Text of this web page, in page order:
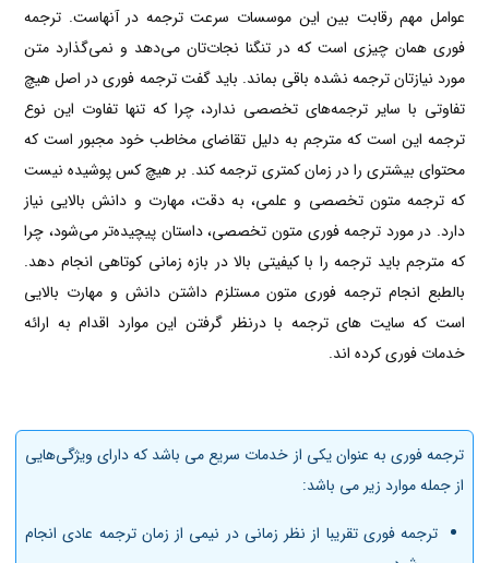
عوامل مهم رقابت بین این موسسات سرعت ترجمه در آنهاست. ترجمه
فوری همان چیزی است که در تنگنا نجات‌تان می‌دهد و نمی‌گذارد متن
مورد نیازتان ترجمه‌ نشده باقی بماند. باید گفت ترجمه فوری در اصل هیچ
تفاوتی با سایر ترجمه‌های تخصصی ندارد، چرا که تنها تفاوت این نوع
ترجمه این است که مترجم به دلیل تقاضای مخاطب خود مجبور است که
محتوای بیشتری را در زمان کمتری ترجمه کند. بر هیچ کس پوشیده نیست
که ترجمه متون تخصصی و علمی، به دقت، مهارت و دانش بالایی نیاز
دارد. در مورد ترجمه فوری متون تخصصی، داستان پیچیده‌تر می‌شود، چرا
که مترجم باید ترجمه را با کیفیتی بالا در بازه زمانی کوتاهی انجام دهد.
بالطبع انجام ترجمه فوری متون مستلزم داشتن دانش و مهارت بالایی
است که سایت های ترجمه با درنظر گرفتن این موارد اقدام به ارائه
خدمات فوری کرده اند.
ترجمه فوری به عنوان یکی از خدمات سریع می باشد که دارای ویژگی‌هایی
از جمله موارد زیر می باشد:
ترجمه فوری تقریبا از نظر زمانی در نیمی از زمان ترجمه عادی انجام